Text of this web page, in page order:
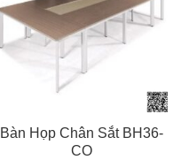
Bàn Họp Chân Sắt BH36-
CO